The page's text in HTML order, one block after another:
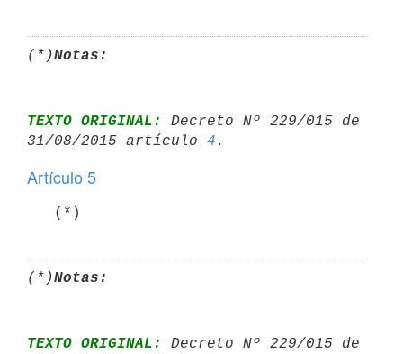
(*)Notas:
TEXTO ORIGINAL:
Decreto Nº 229/015 de
31/08/2015 artículo 4
Artículo 5
   (*)
(*)Notas:
TEXTO ORIGINAL:
Decreto Nº 229/015 de